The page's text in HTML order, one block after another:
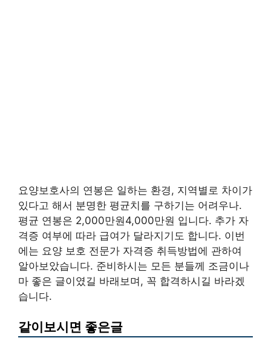
요양보호사의 연봉은 일하는 환경, 지역별로 차이가
있다고 해서 분명한 평균치를 구하기는 어려우나.
평균 연봉은 2,000만원4,000만원 입니다. 추가 자
격증 여부에 따라 급여가 달라지기도 합니다. 이번
에는 요양 보호 전문가 자격증 취득방법에 관하여
알아보았습니다. 준비하시는 모든 분들께 조금이나
마 좋은 글이였길 바래보며, 꼭 합격하시길 바라겠
습니다.
같이보시면 좋은글